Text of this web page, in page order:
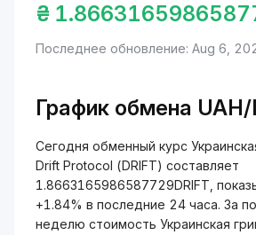
₴
Последнее обновление: Aug 6,
График обмена UAH/
Сегодня обменный курс
Drift Protocol (DRIFT) составляет
1.8663165986587729DRIFT,
+1.84% в последние 24 часа. За
неделю стоимость Украинская